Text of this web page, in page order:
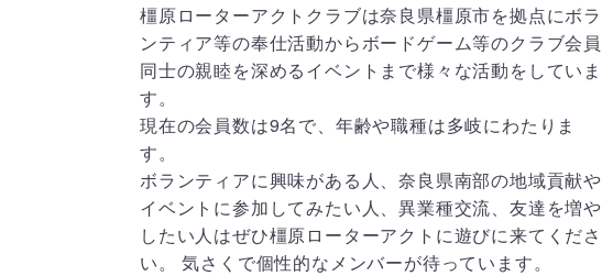
橿原ローターアクトクラブは奈良県橿原市を拠点にボラ
ンティア等の奉仕活動からボードゲーム等のクラブ会員
同士の親睦を深めるイベントまで様々な活動をしていま
す。
現在の会員数は9名で、年齢や職種は多岐にわたりま
す。
ボランティアに興味がある人、奈良県南部の地域貢献や
イベントに参加してみたい人、異業種交流、友達を増や
したい人はぜひ橿原ローターアクトに遊びに来てくださ
い。 気さくで個性的なメンバーが待っています。